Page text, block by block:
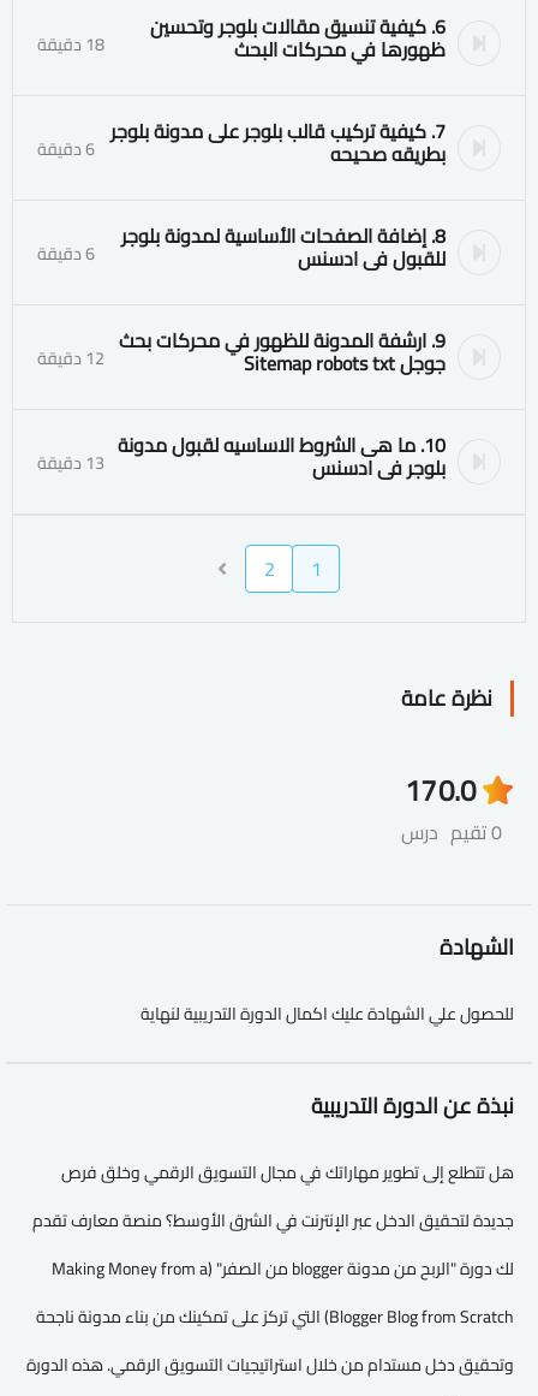
6. كيفية تنسيق مقالات بلوجر وتحسين
ظهورها في محركات البحث 18 دقيقة
7. كيفية تركيب قالب بلوجر على مدونة بلوجر
بطريقه صحيحه 6 دقيقة
8. إضافة الصفحات الأساسية لمدونة بلوجر
للقبول فى ادسنس 6 دقيقة
9. ارشفة المدونة للظهور في محركات بحث
جوجل Sitemap robots txt 12 دقيقة
10. ما هى الشروط الاساسيه لقبول مدونة
بلوجر فى ادسنس 13 دقيقة
1
2
نظرة عامة
0.0
0 تقيم
17
درس
الشهادة
للحصول علي الشهادة عليك اكمال الدورة التدريبية لنهاية
نبذة عن الدورة التدريبية
هل تتطلع إلى تطوير مهاراتك في مجال التسويق الرقمي وخلق فرص
جديدة لتحقيق الدخل عبر الإنترنت في الشرق الأوسط؟ منصة معارف تقدم
لك دورة "الربح من مدونة blogger من الصفر" (Making Money from a
Blogger Blog from Scratch) التي تركز على تمكينك من بناء مدونة ناجحة
وتحقيق دخل مستدام من خلال استراتيجيات التسويق الرقمي. هذه الدورة